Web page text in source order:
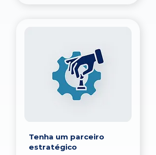
Tenha um parceiro
estratégico